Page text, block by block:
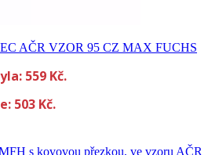
AČR VZOR 95 CZ MAX FUCHS
559 Kč.
503 Kč.